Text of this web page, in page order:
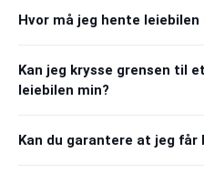
Hvor må jeg hente leiebilen
Kan jeg krysse grensen til
leiebilen min?
Kan du garantere at jeg får